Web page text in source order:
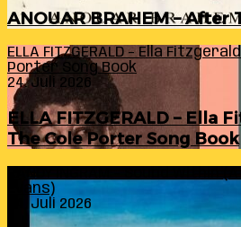
ANOUAR BRAHEM – After
ELLA FITZGERALD – Ella
Porter Song Book
24. Juli 2026
ELLA FITZGERALD – Ella
The Cole Porter Song Book
Evans)
24. Juli 2026